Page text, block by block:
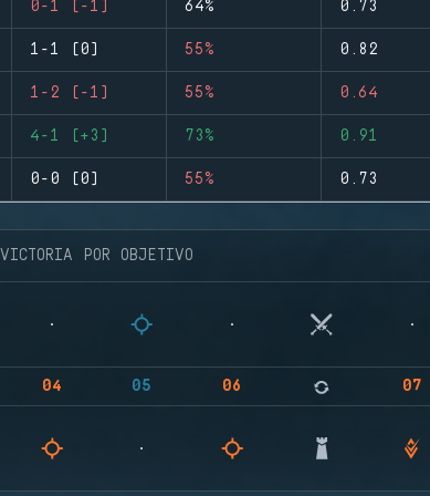
0-1 (-1) 64% 0.73
1-1 (0) 55% 0.82
1-2 (-1) 55% 0.64
4-1 (+3) 73% 0.91
0-0 (0) 55% 0.73
VICTORIA POR OBJETIVO
04 05 06 07